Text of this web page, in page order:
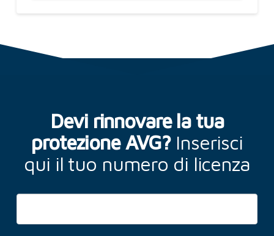
Devi rinnovare la tua
protezione AVG?Inserisci
qui il tuo numero di licenza